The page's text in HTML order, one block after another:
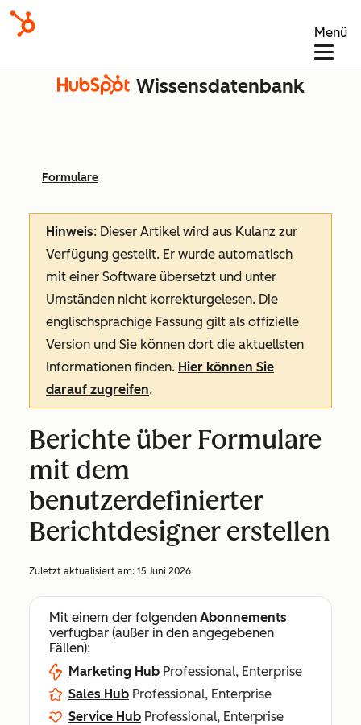
Menü
Wissensdatenbank
Formulare
Hinweis: Dieser Artikel wird aus Kulanz zur
Verfügung gestellt. Er wurde automatisch
mit einer Software übersetzt und unter
Umständen nicht korrekturgelesen. Die
englischsprachige Fassung gilt als offizielle
Version und Sie können dort die aktuellsten
Informationen finden. Hier können Sie
darauf zugreifen.
Berichte über Formulare
mit dem
benutzerdefinierter
Berichtdesigner erstellen
Zuletzt aktualisiert am: 15 Juni 2026
Mit einem der folgenden Abonnements
verfügbar (außer in den angegebenen
Fällen):
Marketing Hub Professional, Enterprise
Sales Hub Professional, Enterprise
Service Hub Professional, Enterprise